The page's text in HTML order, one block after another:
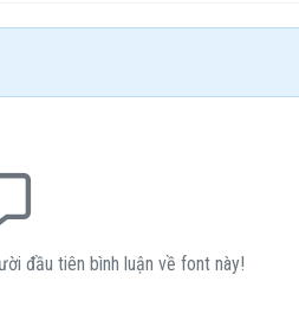
đầu tiên bình luận về font này!